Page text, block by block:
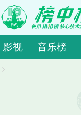
影视 音乐榜